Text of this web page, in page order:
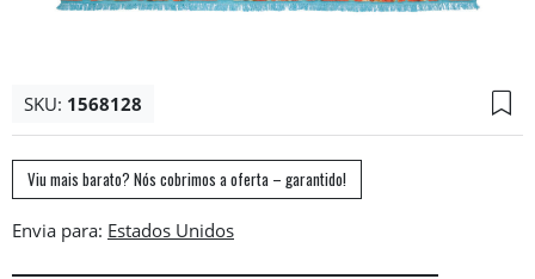
SKU: 1568128
Viu mais barato? Nós cobrimos a oferta – garantido!
Envia para: